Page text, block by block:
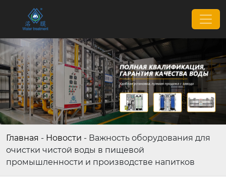
Главная - Новости - Важность оборудования для
очистки чистой воды в пищевой
промышленности и производстве напитков